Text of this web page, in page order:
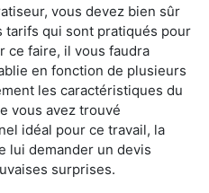
vous devez bien sûr
qui sont pratiqués pour
ce faire, il vous faudra
en fonction de plusieurs
les caractéristiques du
vous avez trouvé
idéal pour ce travail, la
lui demander un devis
surprises.